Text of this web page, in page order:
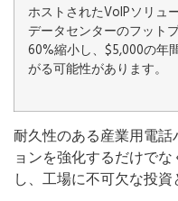
ホストされたVoIPソリュ
データセンターのフット
60%縮小し、$5,000の年
がる可能性があります。
耐久性のある産業用電
ョンを強化するだけで
し、工場に不可欠な投資